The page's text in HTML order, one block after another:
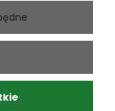
zweryfikowano